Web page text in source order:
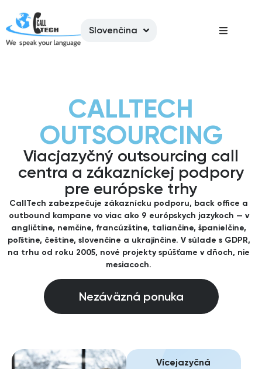
Slovenčina
CALLTECH
OUTSOURCING
Viacjazyčný outsourcing call
centra a zákazníckej podpory
pre európske trhy
CallTech zabezpečuje zákaznícku podporu, back office a
outbound kampane vo viac ako 9 európskych jazykoch — v
angličtine, nemčine, francúzštine, taliančine, španielčine,
poľštine, češtine, slovenčine a ukrajinčine. V súlade s GDPR,
na trhu od roku 2005, nové projekty spúšťame v dňoch, nie
mesiacoch.
Nezáväzná ponuka
Vícejazyčná